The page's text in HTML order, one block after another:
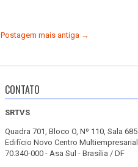
Postagem mais antiga →
CONTATO
SRTVS
Quadra 701, Bloco O, Nº 110, Sala 685
Edifício Novo Centro Multiempresarial
70.340-000 - Asa Sul - Brasília / DF